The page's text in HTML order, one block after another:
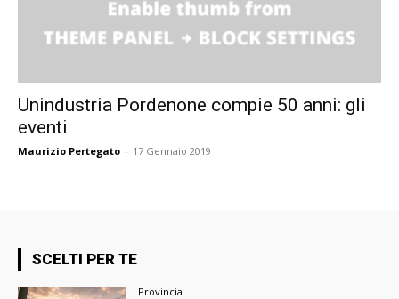
Unindustria Pordenone compie 50 anni: gli
eventi
Maurizio Pertegato - 17 Gennaio 2019
SCELTI PER TE
Provincia